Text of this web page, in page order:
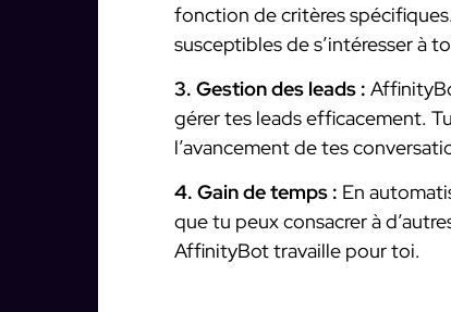
fonction de critères
susceptibles de s’intéresser à
3. Gestion des leads :
gérer tes leads efficacement.
l’avancement de tes
4. Gain de temps : En
que tu peux consacrer à
AffinityBot travaille pour toi.